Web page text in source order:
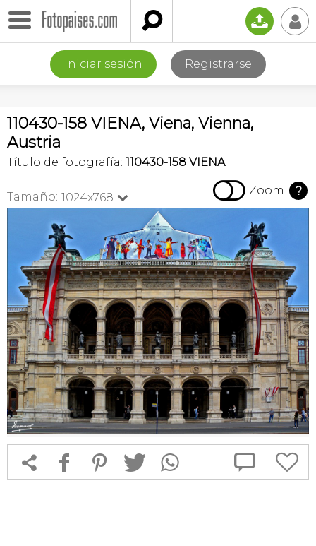
 📤 👤
Iniciar sesión Registrarse
110430-158 VIENA, Viena, Vienna,
Austria
Título de fotografía: 110430-158 VIENA
Tamaño: 1024x768   Zoom ?
 f 1 T  